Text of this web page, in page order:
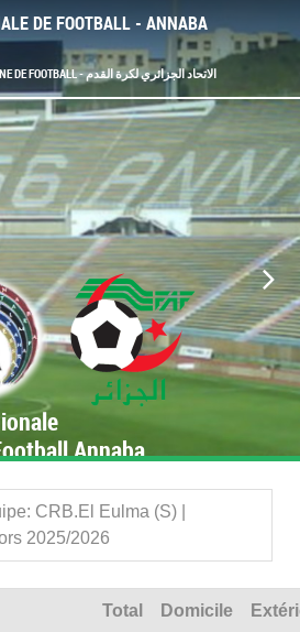
DE FOOTBALL - ANNABA
FÉDÉRATION ALGÉRIENNE DE FOOTBALL - الاتحاد الجزائري لكرة القدم
Annaba
CRB.El Eulma (S) |
2025/2026
Total Domicile